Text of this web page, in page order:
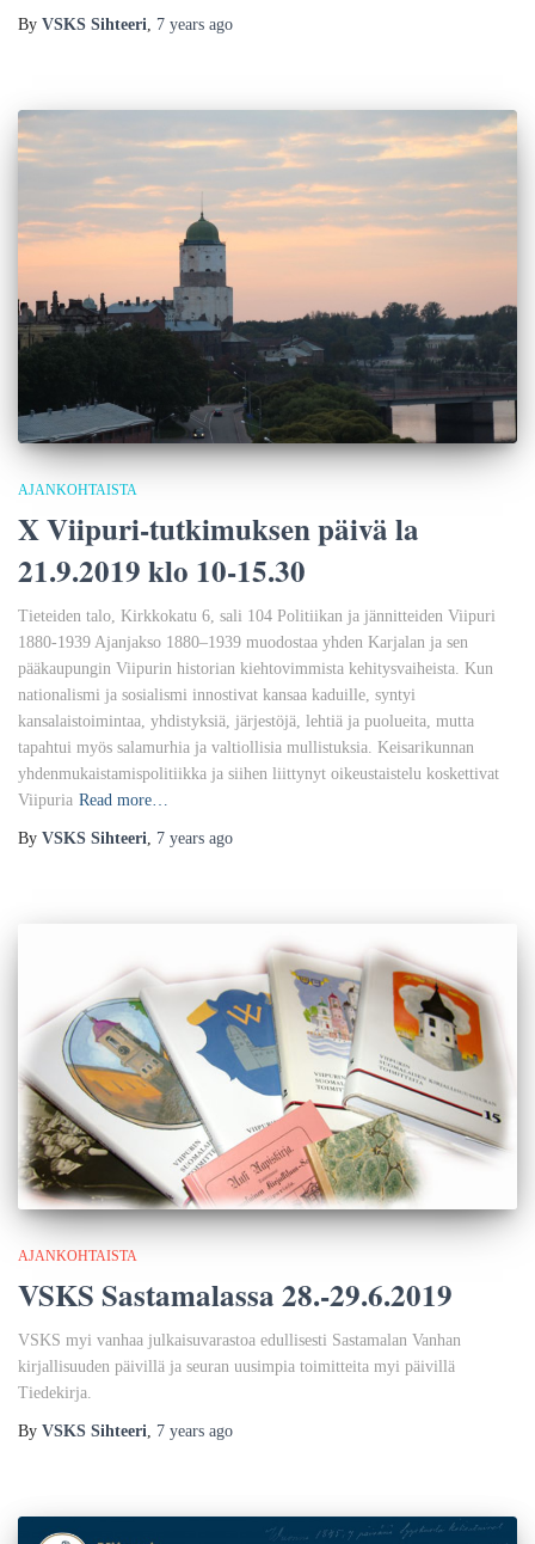
By VSKS Sihteeri, 7 years ago
AJANKOHTAISTA
X Viipuri-tutkimuksen päivä la
21.9.2019 klo 10-15.30
Tieteiden talo, Kirkkokatu 6, sali 104 Politiikan ja jännitteiden Viipuri
1880-1939 Ajanjakso 1880–1939 muodostaa yhden Karjalan ja sen
pääkaupungin Viipurin historian kiehtovimmista kehitysvaiheista. Kun
nationalismi ja sosialismi innostivat kansaa kaduille, syntyi
kansalaistoimintaa, yhdistyksiä, järjestöjä, lehtiä ja puolueita, mutta
tapahtui myös salamurhia ja valtiollisia mullistuksia. Keisarikunnan
yhdenmukaistamispolitiikka ja siihen liittynyt oikeustaistelu koskettivat
Viipuria Read more…
By VSKS Sihteeri 7 years ago
AJANKOHTAISTA
VSKS Sastamalassa 28.-29.6.2019
VSKS myi vanhaa julkaisuvarastoa edullisesti Sastamalan Vanhan
kirjallisuuden päivillä ja seuran uusimpia toimitteita myi päivillä
Tiedekirja.
By VSKS Sihteeri, 7 years ago